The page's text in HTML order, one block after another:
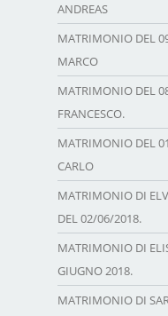
ANDREAS
MATRIMONIO DEL
MARCO
MATRIMONIO DEL
FRANCESCO.
MATRIMONIO DEL
CARLO
MATRIMONIO DI
DEL 02/06/2018.
MATRIMONIO DI
GIUGNO 2018.
MATRIMONIO DI